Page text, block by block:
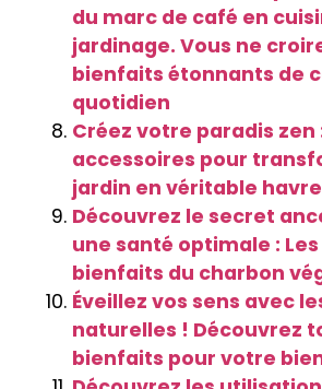
du marc de café en
jardinage. Vous ne
bienfaits étonnants de
quotidien
Créez votre paradis zen
accessoires pour
jardin en véritable
Découvrez le secret
une santé optimale :
bienfaits du charbon
Éveillez vos sens avec
naturelles ! Découvrez
bienfaits pour votre